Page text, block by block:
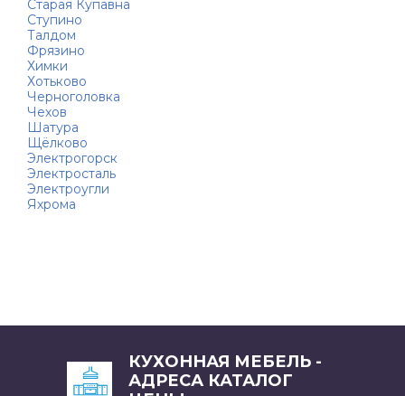
Старая Купавна
Ступино
Талдом
Фрязино
Химки
Хотьково
Черноголовка
Чехов
Шатура
Щёлково
Электрогорск
Электросталь
Электроугли
Яхрома
КУХОННАЯ МЕБЕЛЬ -
АДРЕСА КАТАЛОГ